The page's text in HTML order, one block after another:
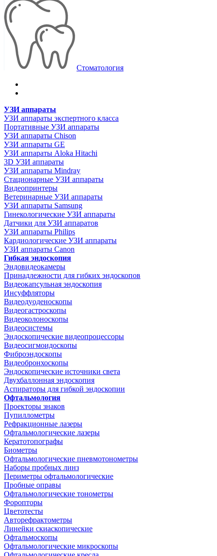
Стоматология
УЗИ аппараты
УЗИ аппараты экспертного класса
Портативные УЗИ аппараты
УЗИ аппараты Chison
УЗИ аппараты GE
УЗИ аппараты Aloka Hitachi
3D УЗИ аппараты
УЗИ аппараты Mindray
Стационарные УЗИ аппараты
Видеопринтеры
Ветеринарные УЗИ аппараты
УЗИ аппараты Samsung
Гинекологические УЗИ аппараты
Датчики для УЗИ аппаратов
УЗИ аппараты Philips
Кардиологические УЗИ аппараты
УЗИ аппараты Canon
Гибкая эндоскопия
Эндовидеокамеры
Принадлежности для гибких эндоскопов
Видеокапсульная эндоскопия
Инсуффляторы
Видеодуоденоскопы
Видеогастроскопы
Видеоколоноскопы
Видеосистемы
Эндоскопические видеопроцессоры
Видеосигмоидоскопы
Фиброэндоскопы
Видеобронхоскопы
Эндоскопические источники света
Двухбаллонная эндоскопия
Аспираторы для гибкой эндоскопии
Офтальмология
Проекторы знаков
Пупиллометры
Рефракционные лазеры
Офтальмологические лазеры
Кератотопографы
Биометры
Офтальмологические пневмотонометры
Наборы пробных линз
Периметры офтальмологические
Пробные оправы
Офтальмологические тонометры
Форопторы
Цветотесты
Авторефрактометры
Линейки скиаскопические
Офтальмоскопы
Офтальмологические микроскопы